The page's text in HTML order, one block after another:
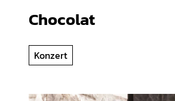
Chocolat
Konzert